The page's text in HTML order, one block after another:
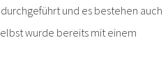
und es bestehen auch
wurde bereits mit einem